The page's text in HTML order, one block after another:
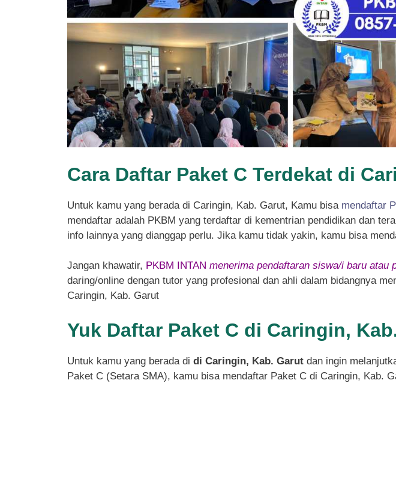
Cara Daftar Paket C Terdekat di
Untuk kamu yang berada di Caringin, Kab. Garut, Kamu bisa mendaftar
mendaftar adalah PKBM yang terdaftar di kementrian pendidikan dan
info lainnya yang dianggap perlu. Jika kamu tidak yakin, kamu bisa
Jangan khawatir, PKBM INTAN menerima pendaftaran siswa/i baru atau
daring/online dengan tutor yang profesional dan ahli dalam bidangnya
Caringin, Kab. Garut
Yuk Daftar Paket C di Caringin,
Untuk kamu yang berada di di Caringin, Kab. Garut dan ingin
Paket C (Setara SMA), kamu bisa mendaftar Paket C di Caringin, Kab.